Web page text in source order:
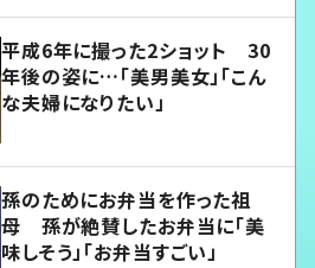
平成6年に撮った2ショット 30
年後の姿に…「美男美女」「こん
な夫婦になりたい」
孫のためにお弁当を作った祖
母 孫が絶賛したお弁当に「美
味しそう」「お弁当すごい」